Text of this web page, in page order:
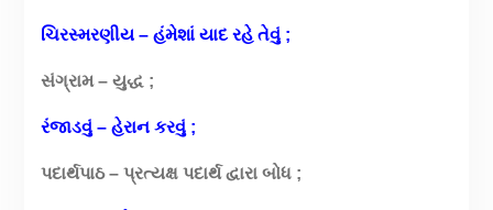
ચિરસ્મરણીય – હંમેશાં યાદ રહે તેવું ;
સંગ્રામ – યુદ્ધ ;
રંજાડવું – હેરાન કરવું ;
પદાર્થપાઠ – પ્રત્યક્ષ પદાર્થ દ્વારા બોધ ;